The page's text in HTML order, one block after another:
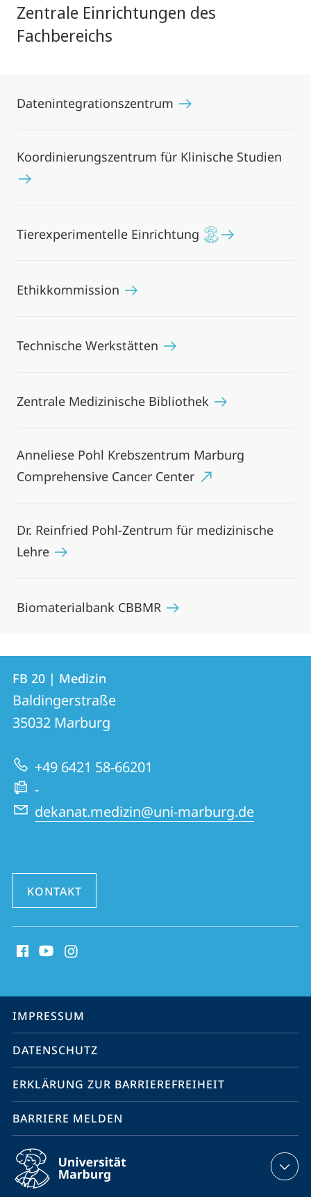
Zentrale Einrichtungen des
Fachbereichs
Datenintegrationszentrum
Koordinierungszentrum für Klinische Studien
Tierexperimentelle Einrichtung
Ethikkommission
Technische Werkstätten
Zentrale Medizinische Bibliothek
Anneliese Pohl Krebszentrum Marburg
Comprehensive Cancer Center
Dr. Reinfried Pohl-Zentrum für medizinische
Lehre
Biomaterialbank CBBMR
Kontakt
und
Informationen
zur
Website
Kontaktinformationen
FB
20
|
Medizin
FB 20 | Medizin
Baldingerstraße
35032 Marburg
+49 6421 58-66201
-
dekanat.medizin@uni-marburg.de
KONTAKT
Media
Service-
Navigation
IMPRESSUM
DATENSCHUTZ
ERKLÄRUNG ZUR BARRIEREFREIHEIT
BARRIERE MELDEN